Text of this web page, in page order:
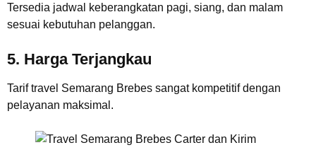
Tersedia jadwal keberangkatan pagi, siang, dan malam
sesuai kebutuhan pelanggan.
5. Harga Terjangkau
Tarif travel Semarang Brebes sangat kompetitif dengan
pelayanan maksimal.